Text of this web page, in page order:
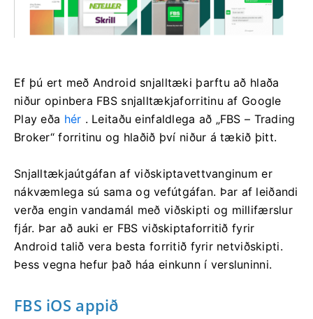
Ef þú ert með Android snjalltæki þarftu að hlaða
niður opinbera FBS snjalltækjaforritinu af Google
Play eða hér . Leitaðu einfaldlega að „FBS – Trading
Broker“ forritinu og hlaðið því niður á tækið þitt.
Snjalltækjaútgáfan af viðskiptavettvanginum er
nákvæmlega sú sama og vefútgáfan. Þar af leiðandi
verða engin vandamál með viðskipti og millifærslur
fjár. Þar að auki er FBS viðskiptaforritið fyrir
Android talið vera besta forritið fyrir netviðskipti.
Þess vegna hefur það háa einkunn í versluninni.
FBS iOS appið